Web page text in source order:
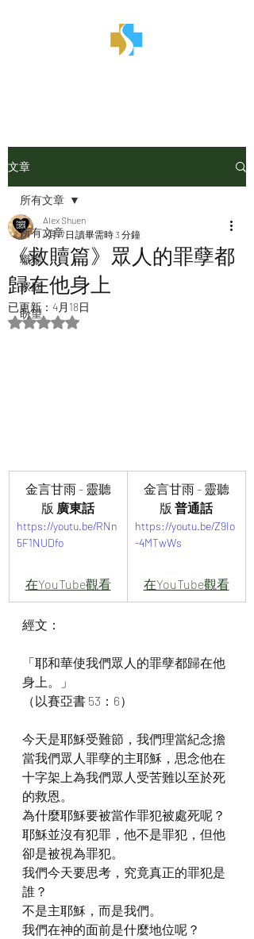
文章
所有文章
職場
家庭
盼望
所有文章
《救贖篇》眾人的罪孽都
歸在他身上
Alex Shuen
4月17日 讀畢需時 3 分鐘
已更新： 4月18日
評等為 NaN（最高為 5 顆星）。
金言甘雨 - 靈聽
版 廣東話
https://youtu.be/RNn
5F1NUDfo
在YouTube觀看
金言甘雨 - 靈聽
版 普通話
https://youtu.be/Z9Io
-4MTwWs
在YouTube觀看
經文：
「耶和華使我們眾人的罪孽都歸在他
身上。」
（以賽亞書 53：6）
今天是耶穌受難節，我們理當紀念擔
當我們眾人罪孽的主耶穌，思念他在
十字架上為我們眾人受苦難以至於死
的救恩。
為什麼耶穌要被當作罪犯被處死呢？
耶穌並沒有犯罪，他不是罪犯，但他
卻是被視為罪犯。
我們今天要思考，究竟真正的罪犯是
誰？
不是主耶穌，而是我們。
我們在神的面前是什麼地位呢？